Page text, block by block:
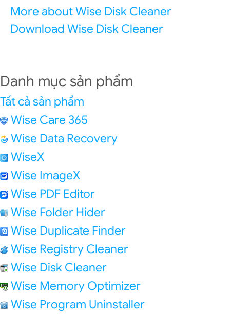
More about Wise Disk Cleaner
Download Wise Disk Cleaner
Danh mục sản phẩm
Tất cả sản phẩm
Wise Care 365
Wise Data Recovery
WiseX
Wise ImageX
Wise PDF Editor
Wise Folder Hider
Wise Duplicate Finder
Wise Registry Cleaner
Wise Disk Cleaner
Wise Memory Optimizer
Wise Program Uninstaller